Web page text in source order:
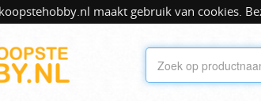
maakt gebruik van cookies.